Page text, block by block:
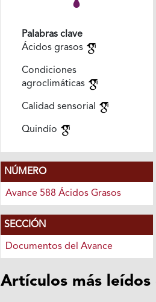
Palabras clave
Ácidos grasos
Condiciones
agroclimáticas
Calidad sensorial
Quindío
NÚMERO
Avance 588 Ácidos Grasos
SECCIÓN
Documentos del Avance
Artículos más